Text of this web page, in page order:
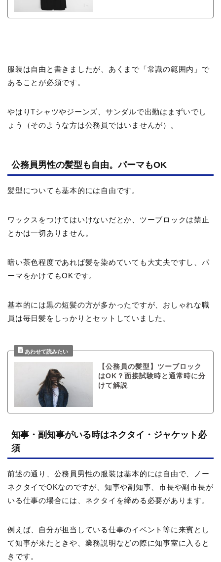
服装は自由と書きましたが、あくまで「常識の範囲内」で
あることが必須です。
やはりTシャツやジーンズ、サンダルで出勤はまずいでし
ょう（そのような方は公務員ではいませんが）。
公務員男性の髪型も自由。パーマもOK
髪型についても基本的には自由です。
ワックスをつけてはいけないだとか、ツーブロックは禁止
とかは一切ありません。
暗い茶色程度であれば髪を染めていても大丈夫ですし、パ
ーマをかけてもOKです。
基本的には黒の短髪の方が多かったですが、おしゃれな職
員は毎日髪をしっかりとセットしていました。
【公務員の髪型】ツーブロック
はOK？面接試験時と通常時に分
けて解説
知事・副知事がいる時はネクタイ・ジャケット必
須
前述の通り、公務員男性の服装は基本的には自由で、ノー
ネクタイでOKなのですが、知事や副知事、市長や副市長が
いる仕事の場合には、ネクタイを締める必要があります。
例えば、自分が担当している仕事のイベント等に来賓とし
て知事が来たときや、業務説明などの際に知事室に入ると
きです。